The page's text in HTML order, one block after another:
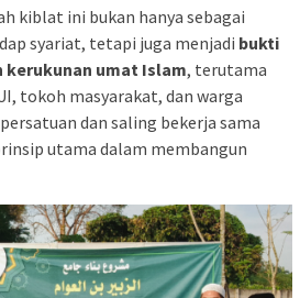
kiblat ini bukan hanya sebagai
syariat, tetapi juga menjadi bukti
kerukunan umat Islam, terutama
tokoh masyarakat, dan warga
dan saling bekerja sama
utama dalam membangun